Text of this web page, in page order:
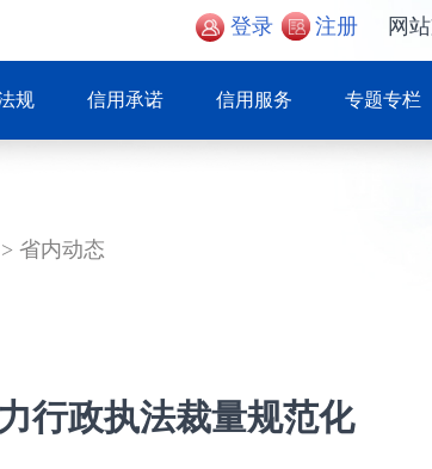
登录 注册 网
规 信用承诺 信用服务 专题专栏
> 省内动态
行政执法裁量规范化